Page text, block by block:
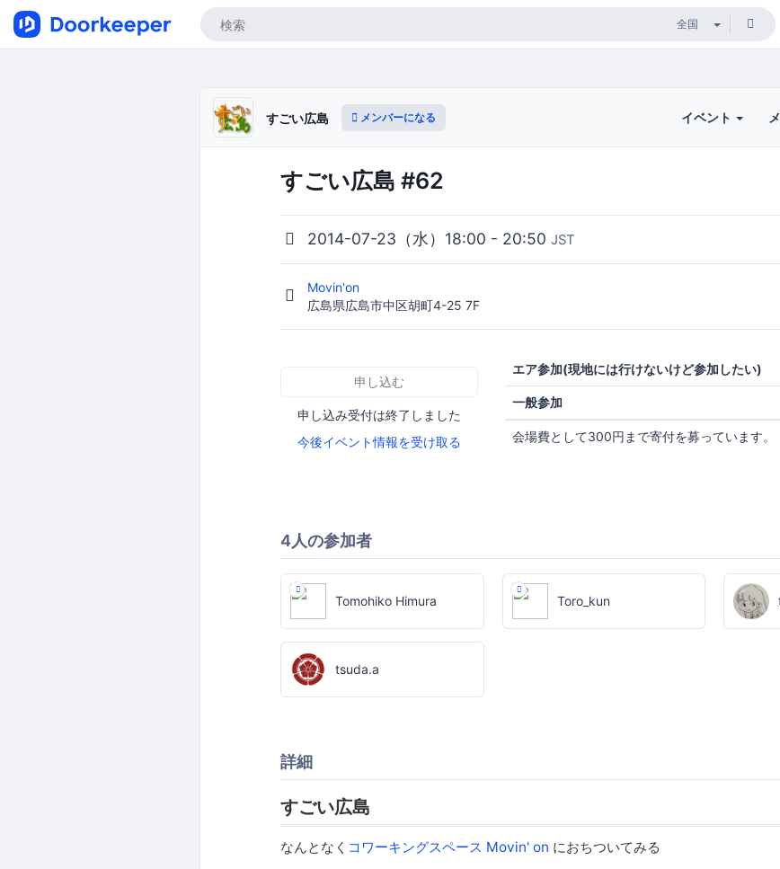
すごい広島 メンバーになる イベント
すごい広島 #62
2014-07-23（水）18:00 - 20:50 JST
Movin'on
広島県広島市中区胡町4-25 7F
申し込む
申し込み受付は終了しました
今後イベント情報を受け取る
エア参加(現地には行けないけど参加したい)
一般参加
会場費として300円まで寄付を募っています。
4人の参加者
Tomohiko Himura Toro_kun
tsuda.a
詳細
すごい広島
なんとなく コワーキングスペース Movin' on におちついてみる